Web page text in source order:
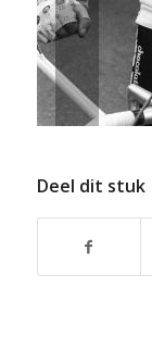
Deel dit stuk